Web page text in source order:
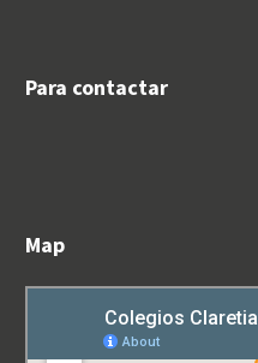
Para contactar
Map